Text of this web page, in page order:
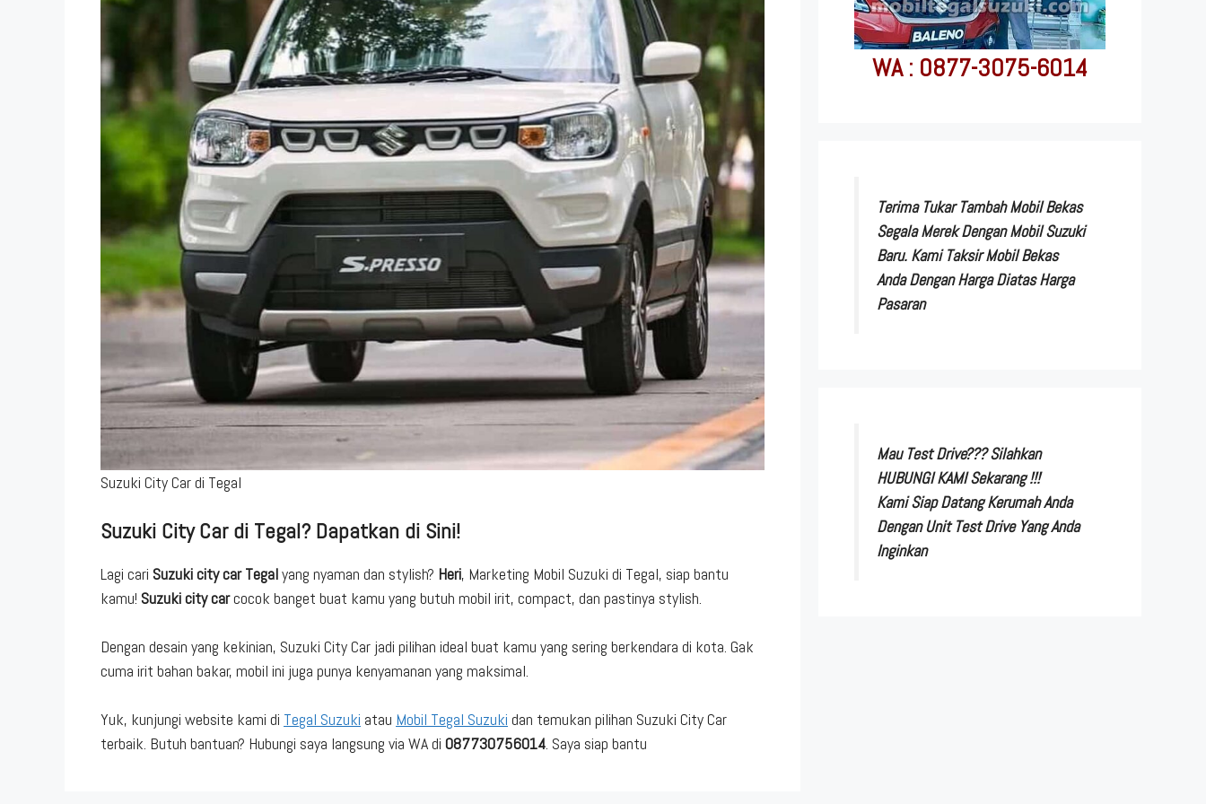
Suzuki City Car di Tegal
Suzuki City Car di Tegal? Dapatkan di Sini!
Lagi cari Suzuki city car Tegalyang nyaman dan stylish? Heri, Marketing Mobil Suzuki di Tegal, siap bantu
kamu! Suzuki city carcocok banget buat kamu yang butuh mobil irit, compact, dan pastinya stylish.
Dengan desain yang kekinian, Suzuki City Car jadi pilihan ideal buat kamu yang sering berkendara di kota. Gak
cuma irit bahan bakar, mobil ini juga punya kenyamanan yang maksimal.
Yuk, kunjungi website kami di Tegal Suzuki atau Mobil Tegal Suzuki dan temukan pilihan Suzuki City Car
terbaik. Butuh bantuan? Hubungi saya langsung via WA di 087730756014. Saya siap bantu
WA : 0877-3075-6014
Terima Tukar Tambah Mobil Bekas
Segala Merek Dengan Mobil Suzuki
Baru. Kami Taksir Mobil Bekas
Anda Dengan Harga Diatas Harga
Pasaran
Mau Test Drive??? Silahkan
HUBUNGI KAMI Sekarang !!!
Kami Siap Datang Kerumah Anda
Dengan Unit Test Drive Yang Anda
Inginkan